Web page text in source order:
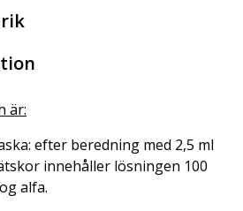
är:
efter beredning med 2,5 ml
innehåller lösningen 100
alfa.